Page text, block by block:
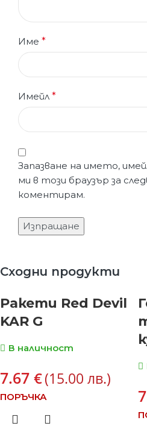
Име *
Имейл *
Запазване на името,
ми в този браузър за
коментирам.
Сходни продукти
Ракети Red Devil
KAR G
В наличност
7.67 €(15.00 лв.)
ПОРЪЧКА